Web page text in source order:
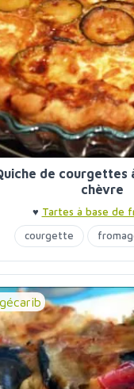
de courgettes
chèvre
♥ Tartes à base de
courgette